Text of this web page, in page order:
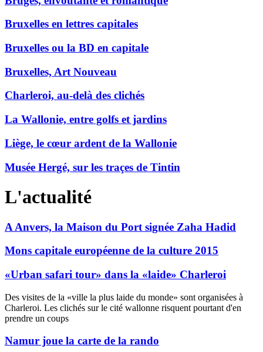
Bruxelles en lettres capitales
Bruxelles ou la BD en capitale
Bruxelles, Art Nouveau
Charleroi, au-delà des clichés
La Wallonie, entre golfs et jardins
Liège, le cœur ardent de la Wallonie
Musée Hergé, sur les traçes de Tintin
L'actualité
A Anvers, la Maison du Port signée Zaha Hadid
Mons capitale européenne de la culture 2015
«Urban safari tour» dans la «laide» Charleroi
Des visites de la «ville la plus laide du monde» sont organisées à
Charleroi. Les clichés sur le cité wallonne risquent pourtant d'en
prendre un coups
Namur joue la carte de la rando